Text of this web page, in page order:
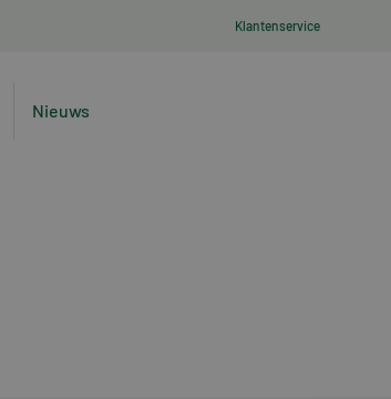
Klantenservice
Nieuws